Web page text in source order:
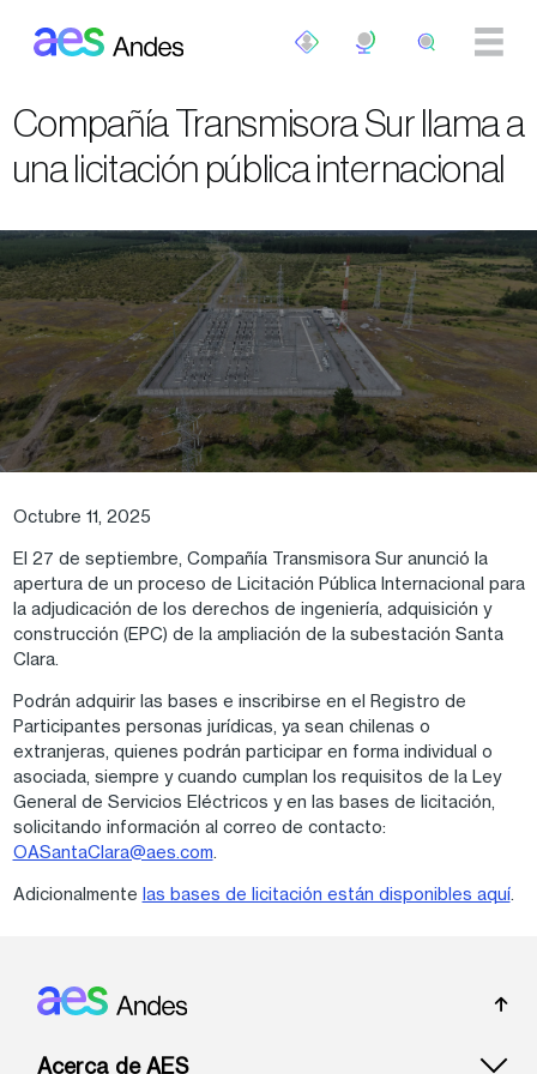
Compañía Transmisora Sur llama a
una licitación pública internacional
Octubre 11, 2025
El 27 de septiembre, Compañía Transmisora Sur anunció la
apertura de un proceso de Licitación Pública Internacional para
la adjudicación de los derechos de ingeniería, adquisición y
construcción (EPC) de la ampliación de la subestación Santa
Clara.
Podrán adquirir las bases e inscribirse en el Registro de
Participantes personas jurídicas, ya sean chilenas o
extranjeras, quienes podrán participar en forma individual o
asociada, siempre y cuando cumplan los requisitos de la Ley
General de Servicios Eléctricos y en las bases de licitación,
solicitando información al correo de contacto:
OASantaClara@aes.com
Adicionalmente las bases de licitación están disponibles aquí.
Footer: Andes
Acerca de AES